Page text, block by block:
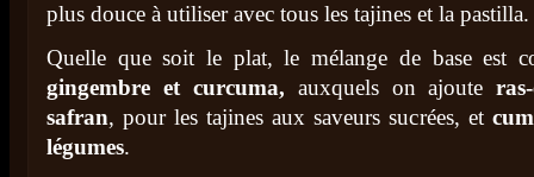
plus douce à utiliser avec tous les tajines et la pastilla.
Quelle que soit le plat, le mélange de base est
gingembre et curcuma, auxquels on ajoute
safran, pour les tajines aux saveurs sucrées, et
légumes.